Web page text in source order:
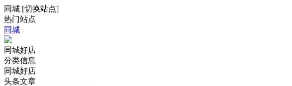
同城 [切换站点]
热门站点
同城
同城好店
分类信息
同城好店
头条文章